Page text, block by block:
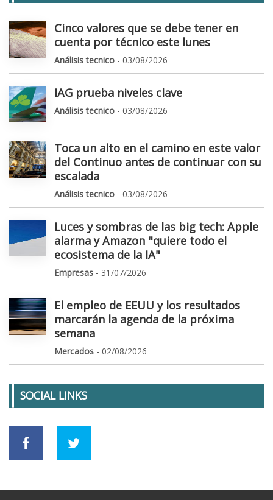
Cinco valores que se debe tener en
cuenta por técnico este lunes
Análisis tecnico - 03/08/2026
IAG prueba niveles clave
Análisis tecnico - 03/08/2026
Toca un alto en el camino en este valor
del Continuo antes de continuar con su
escalada
Análisis tecnico - 03/08/2026
Luces y sombras de las big tech: Apple
alarma y Amazon "quiere todo el
ecosistema de la IA"
Empresas - 31/07/2026
El empleo de EEUU y los resultados
marcarán la agenda de la próxima
semana
Mercados - 02/08/2026
SOCIAL LINKS